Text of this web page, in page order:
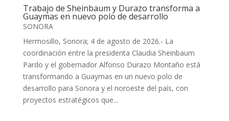
Trabajo de Sheinbaum y Durazo transforma a
Guaymas en nuevo polo de desarrollo
SONORA
Hermosillo, Sonora; 4 de agosto de 2026.- La
coordinación entre la presidenta Claudia Sheinbaum
Pardo y el gobernador Alfonso Durazo Montaño está
transformando a Guaymas en un nuevo polo de
desarrollo para Sonora y el noroeste del país, con
proyectos estratégicos que...